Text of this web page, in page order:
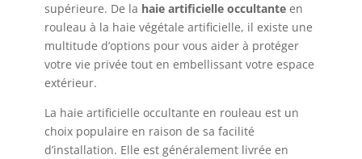
supérieure. De la haie artificielle occultanteen
rouleau à la haie végétale artificielle, il existe une
multitude d’options pour vous aider à protéger
votre vie privée tout en embellissant votre espace
extérieur.
La haie artificielle occultante en rouleau est un
choix populaire en raison de sa facilité
d’installation. Elle est généralement livrée en